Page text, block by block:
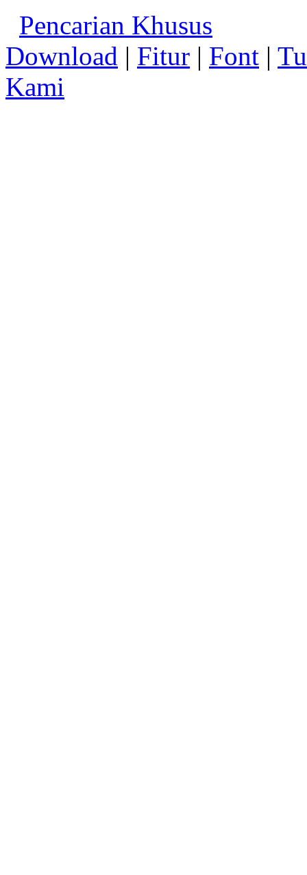
Pencarian Khusus
Download | Fitur | Font |
Kami